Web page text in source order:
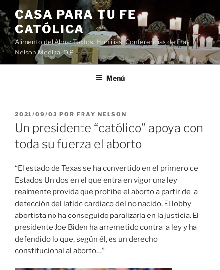
Saltar
al
contenido
CASA PARA TU FE
CATÓLICA
Alimento del Alma: Textos, Homilias, Conferencias de Fray
Nelson Medina, O.P.
Menú
PUBLICADO
EL
2021/09/03 POR FRAY NELSON
Un presidente “católico” apoya con
toda su fuerza el aborto
“El estado de Texas se ha convertido en el primero de
Estados Unidos en el que entra en vigor una ley
realmente provida que prohíbe el aborto a partir de la
detección del latido cardiaco del no nacido. El lobby
abortista no ha conseguido paralizarla en la justicia. El
presidente Joe Biden ha arremetido contra la ley y ha
defendido lo que, según él, es un derecho
constitucional al aborto…”